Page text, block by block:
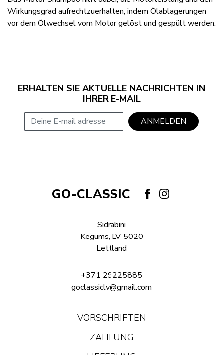
Wirkungsgrad aufrechtzuerhalten, indem Ölablagerungen
vor dem Ölwechsel vom Motor gelöst und gespült werden.
ERHALTEN SIE AKTUELLE NACHRICHTEN IN
IHRER E-MAIL
E-mail adresse ANMELDEN
GO-CLASSIC
Sidrabini
Kegums, LV-5020
Lettland
+371 29225885
goclassiclv@gmail.com
VORSCHRIFTEN
ZAHLUNG